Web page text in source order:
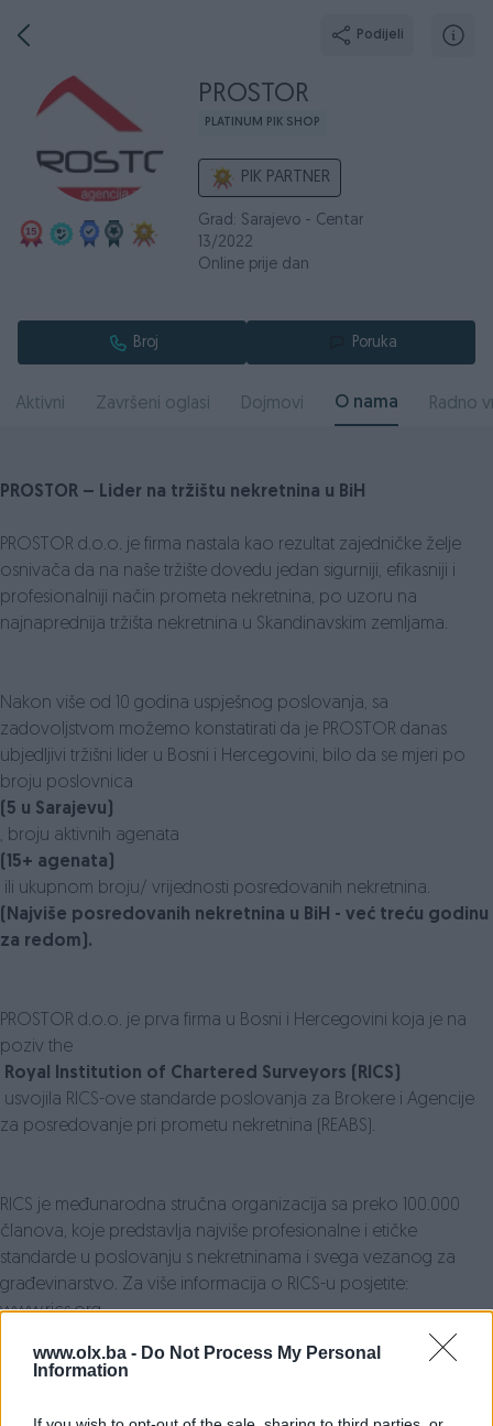
www.olx.ba - Do Not Process My Personal
Information
Podijeli
PROSTOR
PLATINUM PIK SHOP
PIK PARTNER
Grad: Sarajevo - Centar
13/2022
Online prije dan
Broj Poruka
Aktivni Završeni oglasi Dojmovi O nama Radno
PROSTOR – Lider na tržištu nekretnina u BiH
PROSTOR d.o.o. je firma nastala kao rezultat zajedničke želje
osnivača da na naše tržište dovedu jedan sigurniji, efikasniji i
profesionalniji način prometa nekretnina, po uzoru na
najnaprednija tržišta nekretnina u Skandinavskim zemljama.
Nakon više od 10 godina uspješnog poslovanja, sa
zadovoljstvom možemo konstatirati da je PROSTOR danas
ubjedljivi tržišni lider u Bosni i Hercegovini, bilo da se mjeri po
broju poslovnica
(5 u Sarajevu)
, broju aktivnih agenata
(15+ agenata)
ili ukupnom broju/ vrijednosti posredovanih nekretnina.
(Najviše posredovanih nekretnina u BiH - već treću godinu
za redom).
PROSTOR d.o.o. je prva firma u Bosni i Hercegovini koja je na
poziv the
Royal Institution of Chartered Surveyors (RICS)
usvojila RICS-ove standarde poslovanja za Brokere i Agencije
za posredovanje pri prometu nekretnina (REABS).
RICS je međunarodna stručna organizacija sa preko 100.000
članova, koje predstavlja najviše profesionalne i etičke
standarde u poslovanju s nekretninama i svega vezanog za
građevinarstvo. Za više informacija o RICS-u posjetite:
www.rics.org
odabrali ste: